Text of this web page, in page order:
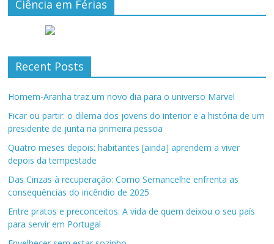
Ciência em Férias
Recent Posts
Homem-Aranha traz um novo dia para o universo Marvel
Ficar ou partir: o dilema dos jovens do interior e a história de um
presidente de junta na primeira pessoa
Quatro meses depois: habitantes [ainda] aprendem a viver
depois da tempestade
Das Cinzas à recuperação: Como Sernancelhe enfrenta as
consequências do incêndio de 2025
Entre pratos e preconceitos: A vida de quem deixou o seu país
para servir em Portugal